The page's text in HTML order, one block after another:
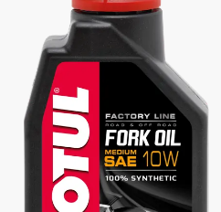
Encuentra un centro Motul